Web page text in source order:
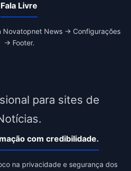
Fala Livre
Novatopnet News → Configurações
→ Footer.
para sites de
com credibilidade.
na privacidade e segurança dos